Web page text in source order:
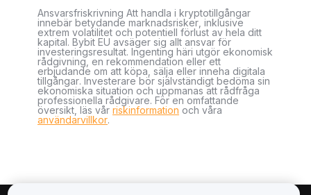
Ansvarsfriskrivning Att handla i kryptotillgångar
innebär betydande marknadsrisker, inklusive
extrem volatilitet och potentiell förlust av hela ditt
kapital. Bybit EU avsäger sig allt ansvar för
investeringsresultat. Ingenting häri utgör ekonomisk
rådgivning, en rekommendation eller ett
erbjudande om att köpa, sälja eller inneha digitala
tillgångar. Investerare bör självständigt bedöma sin
ekonomiska situation och uppmanas att rådfråga
professionella rådgivare. För en omfattande
översikt, läs vår riskinformation och våra
användarvillkor.